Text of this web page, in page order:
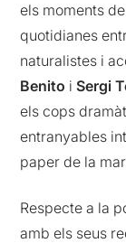
els moments
quotidianes
naturalistes i
Benito iSergi
els cops
entranyables
paper de la
Respecte a la
amb els seus